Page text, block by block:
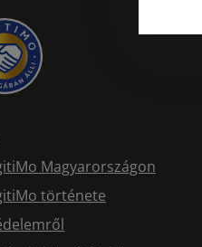
Magyarországon
története